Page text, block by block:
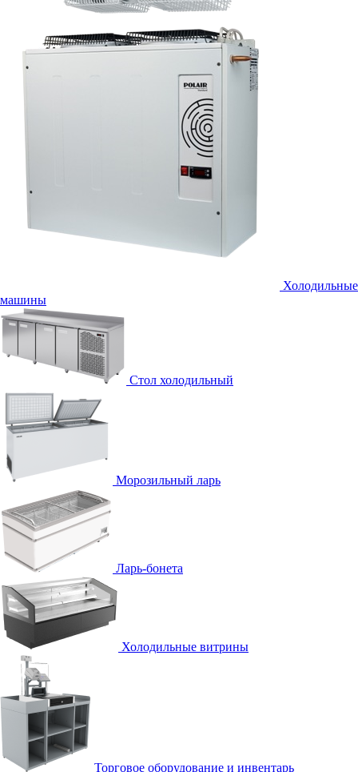
Холодильные
машины
Стол холодильный
Морозильный ларь
Ларь-бонета
Холодильные витрины
Торговое оборудование и инвентарь